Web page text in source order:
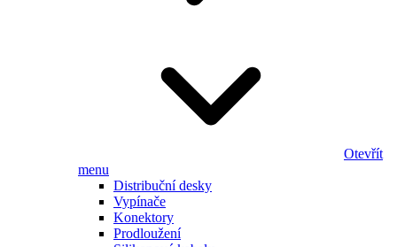
Otevřít
menu
Distribuční desky
Vypínače
Konektory
Prodloužení